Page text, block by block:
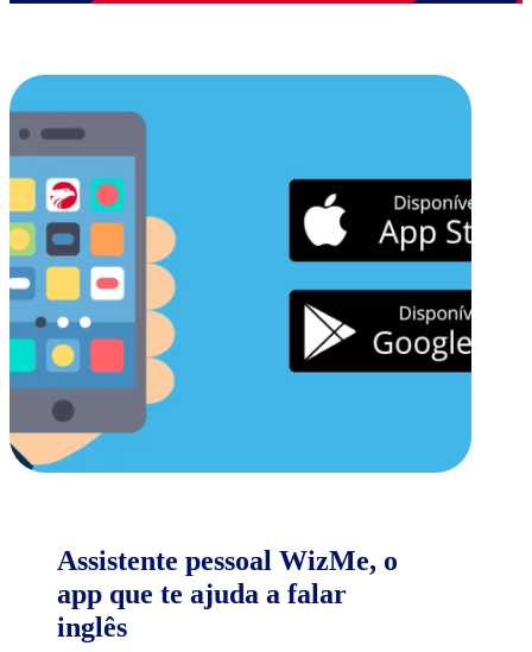
Assistente pessoal WizMe, o
app que te ajuda a falar
inglês